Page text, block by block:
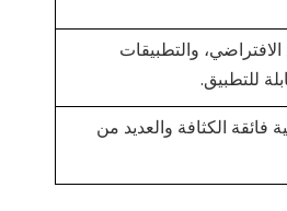
والتطبيقات
للتطبيق.
فائقة الكثافة والعديد من